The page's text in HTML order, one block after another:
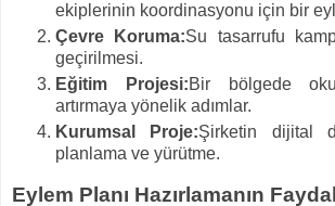
ekiplerinin koordinasyonu için bir
Çevre Koruma:Su tasarrufu
geçirilmesi.
Eğitim Projesi:Bir bölgede
artırmaya yönelik adımlar.
Kurumsal Proje:Şirketin dijital
planlama ve yürütme.
Eylem Planı Hazırlamanın